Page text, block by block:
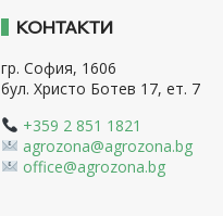
КОНТАКТИ
гр. София, 1606
бул. Христо Ботев 17, ет. 7
+359 2 851 1821
agrozona@agrozona.bg
office@agrozona.bg